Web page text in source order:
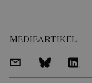
MEDIEARTIKEL